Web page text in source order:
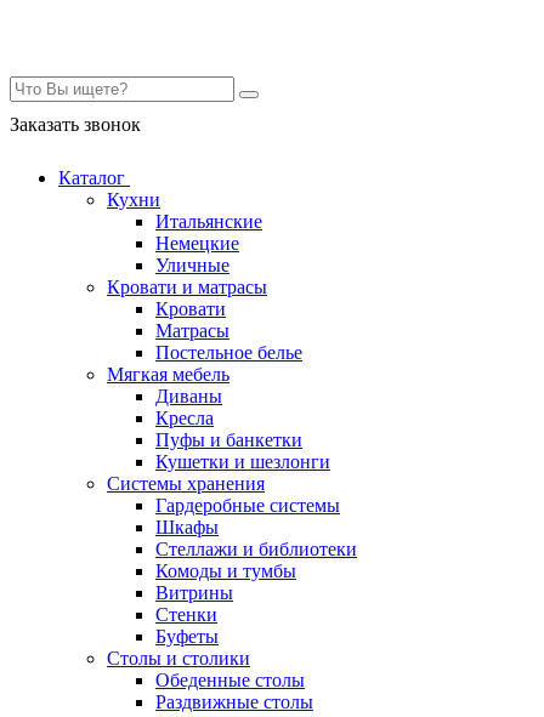
Заказать звонок
Каталог
Кухни
Итальянские
Немецкие
Уличные
Кровати и матрасы
Кровати
Матрасы
Постельное белье
Мягкая мебель
Диваны
Кресла
Пуфы и банкетки
Кушетки и шезлонги
Системы хранения
Гардеробные системы
Шкафы
Стеллажи и библиотеки
Комоды и тумбы
Витрины
Стенки
Буфеты
Столы и столики
Обеденные столы
Раздвижные столы